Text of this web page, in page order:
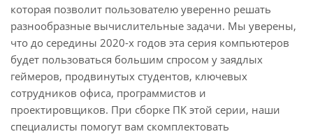
которая позволит пользователю уверенно решать
разнообразные вычислительные задачи. Мы уверены,
что до середины 2020-х годов эта серия компьютеров
будет пользоваться большим спросом у заядлых
геймеров, продвинутых студентов, ключевых
сотрудников офиса, программистов и
проектировщиков. При сборке ПК этой серии, наши
специалисты помогут вам скомплектовать